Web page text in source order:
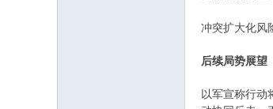
冲突扩大化风
后续局势展望
以军宣称行动